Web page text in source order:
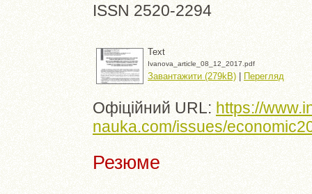
ISSN 2520-2294
Text
Ivanova_article_08_12_2017.pdf
Завантажити (279kB) | Перегляд
Офіційний URL: https://
nauka.com/issues/
Резюме